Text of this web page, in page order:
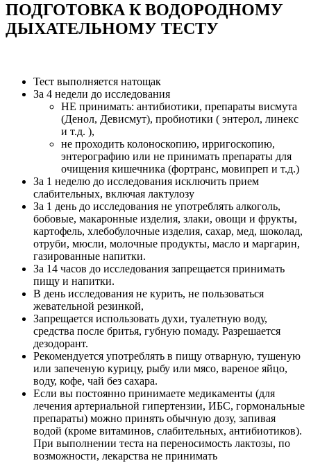
ПОДГОТОВКА К ВОДОРОДНОМУ
ДЫХАТЕЛЬНОМУ ТЕСТУ
Тест выполняется натощак
За 4 недели до исследования
НЕ принимать: антибиотики, препараты висмута
(Денол, Девисмут), пробиотики ( энтерол, линекс
и т.д. ),
не проходить колоноскопию, ирригоскопию,
энтерографию или не принимать препараты для
очищения кишечника (фортранс, мовипреп и т.д.)
За 1 неделю до исследования исключить прием
слабительных, включая лактулозу
За 1 день до исследования не употреблять алкоголь,
бобовые, макаронные изделия, злаки, овощи и фрукты,
картофель, хлебобулочные изделия, сахар, мед, шоколад,
отруби, мюсли, молочные продукты, масло и маргарин,
газированные напитки.
За 14 часов до исследования запрещается принимать
пищу и напитки.
В день исследования не курить, не пользоваться
жевательной резинкой,
Запрещается использовать духи, туалетную воду,
средства после бритья, губную помаду. Разрешается
дезодорант.
Рекомендуется употреблять в пищу отварную, тушеную
или запеченую курицу, рыбу или мясо, вареное яйцо,
воду, кофе, чай без сахара.
Если вы постоянно принимаете медикаменты (для
лечения артериальной гипертензии, ИБС, гормональные
препараты) можно принять обычную дозу, запивая
водой (кроме витаминов, слабительных, антибиотиков).
При выполнении теста на переносимость лактозы, по
возможности, лекарства не принимать